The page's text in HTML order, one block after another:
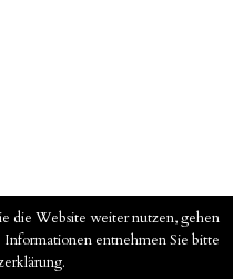
–Datenschutzerklärung
die Website weiter nutzen, gehen
Informationen entnehmen Sie bitte